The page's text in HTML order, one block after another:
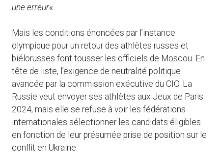
une erreur« .
Mais les conditions énoncées par l’instance
olympique pour un retour des athlètes russes et
biélorusses font tousser les officiels de Moscou. En
tête de liste, l’exigence de neutralité politique
avancée par la commission exécutive du CIO. La
Russie veut envoyer ses athlètes aux Jeux de Paris
2024, mais elle se refuse à voir les fédérations
internationales sélectionner les candidats éligibles
en fonction de leur présumée prise de position sur le
conflit en Ukraine.